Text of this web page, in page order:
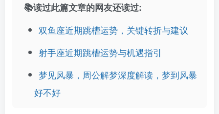
📚读过此篇文章的网友还读过:
双鱼座近期跳槽运势，关键转折与建议
射手座近期跳槽运势与机遇指引
梦见风暴，周公解梦深度解读，梦到风暴
好不好